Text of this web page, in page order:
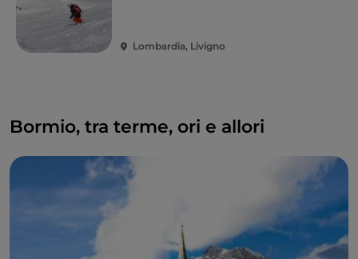
Lombardia, Livigno
Bormio, tra terme, ori e allori